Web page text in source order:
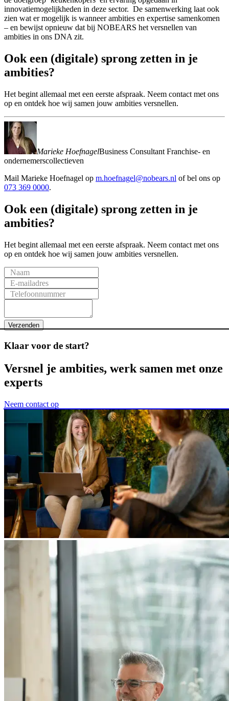
innovatiemogelijkheden in deze sector. De samenwerking laat ook
zien wat er mogelijk is wanneer ambities en expertise samenkomen
– en bewijst opnieuw dat bij NOBEARS het versnellen van
ambities in ons DNA zit.
Ook een (digitale) sprong zetten in je
ambities?
Het begint allemaal met een eerste afspraak. Neem contact met ons
op en ontdek hoe wij samen jouw ambities versnellen.
Marieke HoefnagelBusiness Consultant Franchise- en
ondernemerscollectieven
Mail Marieke Hoefnagel op m.hoefnagel@nobears.nl of bel ons op
073 369 0000.
Ook een (digitale) sprong zetten in je
ambities?
Het begint allemaal met een eerste afspraak. Neem contact met ons
op en ontdek hoe wij samen jouw ambities versnellen.
Naam
E-mailadres
Telefoonnummer
Verzenden
Klaar voor de start?
Versnel je ambities, werk samen met onze
experts
Neem contact op